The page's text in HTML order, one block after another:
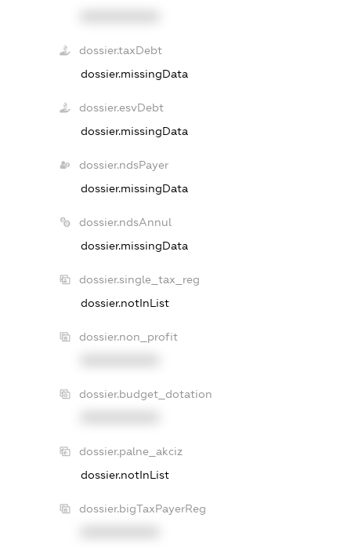
dossier.taxDebt
dossier.missingData
dossier.esvDebt
dossier.missingData
dossier.ndsPayer
dossier.missingData
dossier.ndsAnnul
dossier.missingData
dossier.single_tax_reg
dossier.notInList
dossier.non_profit
dossier.budget_dotation
dossier.palne_akciz
dossier.notInList
dossier.bigTaxPayerReg